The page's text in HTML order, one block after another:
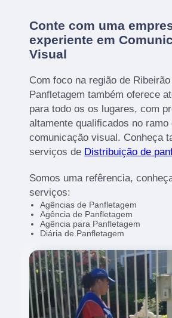
Conte com uma
experiente em
Visual
Com foco na região de
Panfletagem também oferece
para todo os os lugares, com
altamente qualificados no ramo
comunicação visual. Conheça
serviços de Distribuição de
Somos uma refêrencia,
serviços:
Agências de Panfletagem
Agência de Panfletagem
Agência para Panfletagem
Diária de Panfletagem